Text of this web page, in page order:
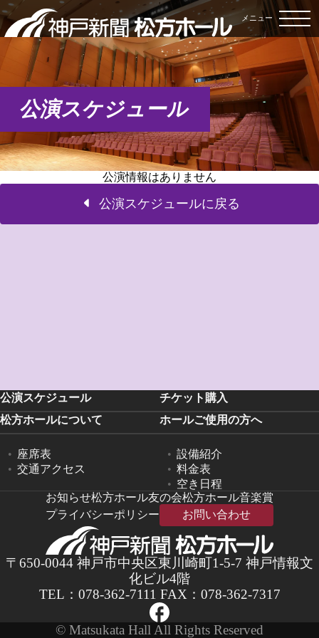
メニュー
公演スケジュール
公演情報はありません
公演スケジュールに戻る
〒650-0044 神戸市中央区東川崎町1-5-7 神戸情報文
化ビル4階
TEL： 078-362-7111 FAX：078-362-7317
公演スケジュール
チケット購入
松方ホールについて
座席表
交通アクセス
ホールご使用の方へ
設備紹介
料金表
空き日程
お知らせ松方ホール友の会松方ホール音楽賞
プライバシーポリシー
お問い合わせ
© Matsukata Hall All Rights Reserved